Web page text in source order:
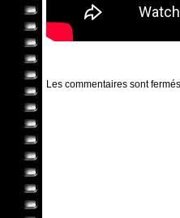
Les commentaires sont